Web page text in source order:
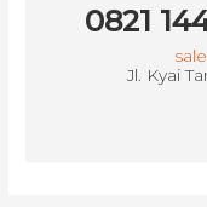
0821
Jl. Kyai